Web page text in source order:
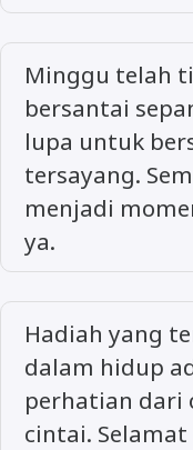
Minggu telah
bersantai
lupa untuk
tersayang.
menjadi
ya.
Hadiah yang
dalam hidup
perhatian dari
cintai.